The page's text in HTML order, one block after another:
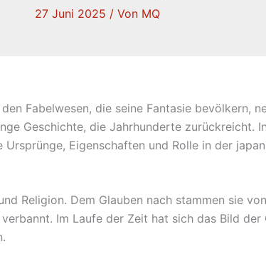
27 Juni 2025 / Von MQ
Fabelwesen, die seine Fantasie bevölkern,
Geschichte, die Jahrhunderte zurückreicht.
Eigenschaften und Rolle in der
Religion. Dem Glauben nach stammen sie
Im Laufe der Zeit hat sich das Bild